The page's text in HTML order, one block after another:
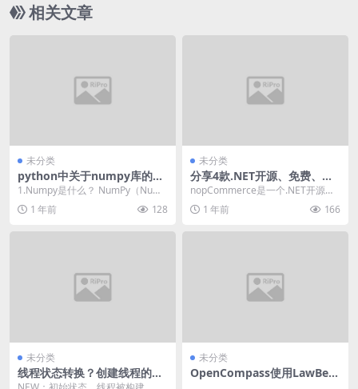
相关文章
未分类
python中关于numpy库的介
绍
1.Numpy是什么？ NumPy（Nume
rical Python的缩写）是一...
1 年前 128
未分类
分享4款.NET开源、免费、实
用的商城系统
nopCommerce是一个.NET开源功
能丰富、免费、灵活且可定制的开
源电子商...
1 年前 166
未分类
线程状态转换？创建线程的几
种方式？线程如何停止？
未分类
OpenCompass使用LawBen